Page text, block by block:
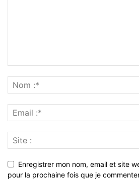
Enregistrer mon nom, email et site
pour la prochaine fois que je